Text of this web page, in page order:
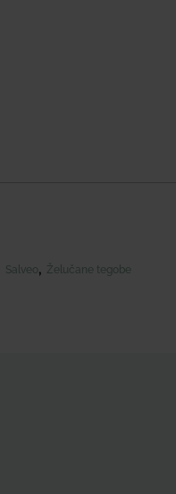
Salveo, Želučane tegobe